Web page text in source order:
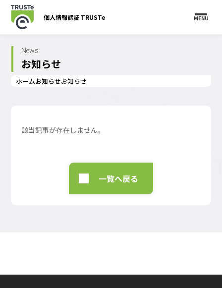
個人情報認証 TRUSTe MENU
News
お知らせ
ホームお知らせお知らせ
該当記事が存在しません。
一覧へ戻る